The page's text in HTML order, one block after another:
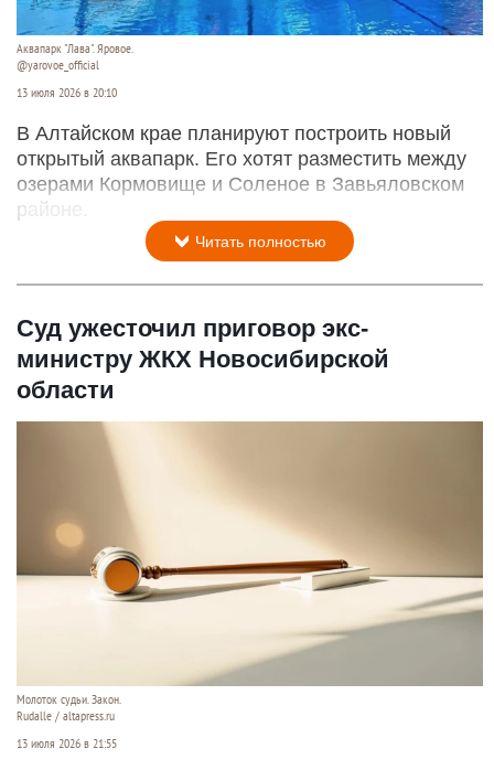
Аквапарк "Лава". Яровое.
@yarovoe_official
13 июля 2026 в 20:10
В Алтайском крае планируют построить новый
открытый аквапарк. Его хотят разместить между
озерами Кормовище и Соленое в Завьяловском
районе.
Читать полностью
Суд ужесточил приговор экс-
министру ЖКХ Новосибирской
области
Молоток судьи. Закон.
Rudalle / altapress.ru
13 июля 2026 в 21:55